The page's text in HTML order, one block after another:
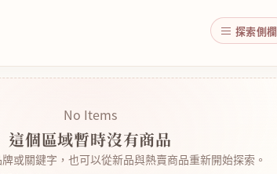
探索側欄
No Items
這個區域暫時沒有商品
或關鍵字，也可以從新品與熱賣商品重新開始探索。